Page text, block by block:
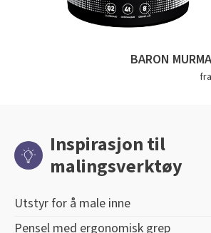
BARON
Inspirasjon til
malingsverktøy
Utstyr for å male inne
Pensel med ergonomisk grep